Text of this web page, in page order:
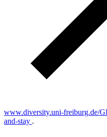
www.diversity.uni-freiburg.de/
and-stay .